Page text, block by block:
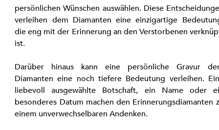
persönlichen Wünschen auswählen. Diese
verleihen dem Diamanten eine einzigartige
die eng mit der Erinnerung an den Verstorbenen
ist.
Darüber hinaus kann eine persönliche Gravur
Diamanten eine noch tiefere Bedeutung verleihen.
liebevoll ausgewählte Botschaft, ein Name oder
besonderes Datum machen den Erinnerungsdiamanten
einem unverwechselbaren Andenken.